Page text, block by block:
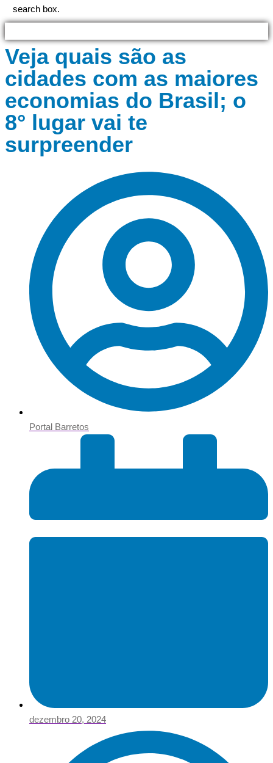
search box.
Veja quais são as
cidades com as maiores
economias do Brasil; o
8° lugar vai te
surpreender
Portal Barretos
dezembro 20, 2024